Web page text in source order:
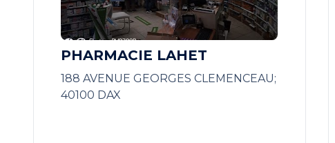
PHARMACIE LAHET
188 AVENUE GEORGES CLEMENCEAU;
40100 DAX